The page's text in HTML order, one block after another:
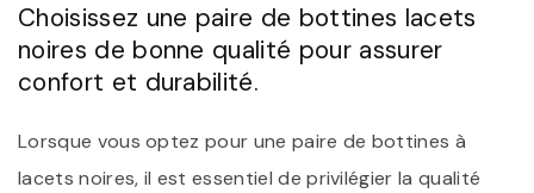
Choisissez une paire de bottines lacets
noires de bonne qualité pour assurer
confort et durabilité.
Lorsque vous optez pour une paire de bottines à
lacets noires, il est essentiel de privilégier la qualité